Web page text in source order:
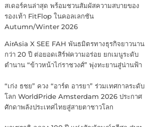
สเดอร์คนล่าสุด พร้อมชวนสัมผัสความสบายของ
รองเท้า FitFlop ในคอลเลกชัน
Autumn/Winter 2026
AirAsia X SEE FAH พันธมิตรทางธุรกิจยาวนาน
กว่า 20 ปี ต่อยอดเสิร์ฟความอร่อย ยกเมนูระดับ
ตำนาน “ข้าวหน้าไก่ราชวงศ์” พุ่งทะยานสู่น่านฟ้า
“เก่ง ธชย” ควง “อาร์ต อารยา” ร่วมเทศกาลระดับ
โลก WorldPride Amsterdam 2026 ประกาศ
ศักดาพลังประเทศไทยสู่สายตาชาวโลก